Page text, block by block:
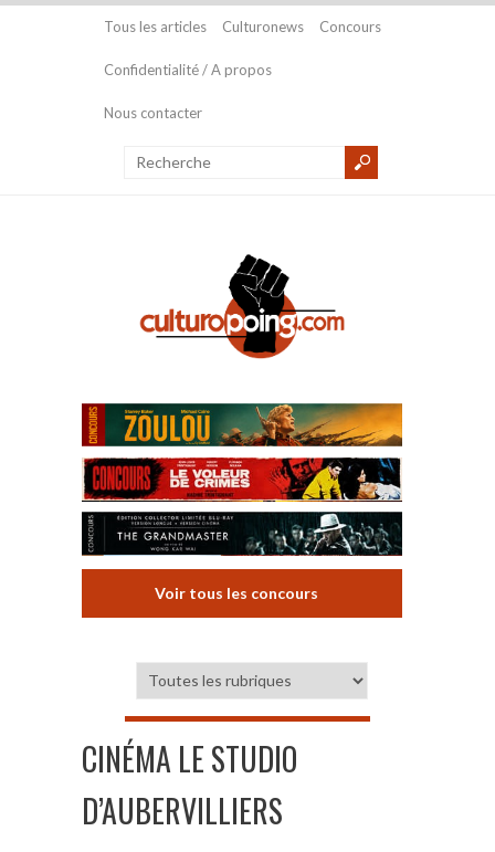
Tous les articles Culturonews Concours
Confidentialité / A propos
Nous contacter
Voir tous les concours
CINÉMA LE STUDIO
D’AUBERVILLIERS